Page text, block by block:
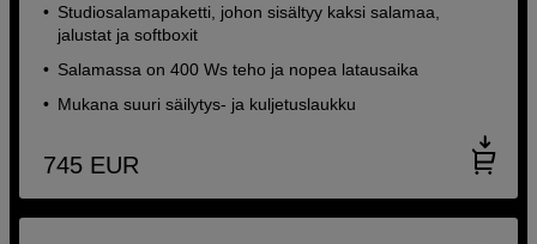
Studiosalamapaketti, johon sisältyy kaksi salamaa,
jalustat ja softboxit
Salamassa on 400 Ws teho ja nopea latausaika
Mukana suuri säilytys- ja kuljetuslaukku
745 EUR